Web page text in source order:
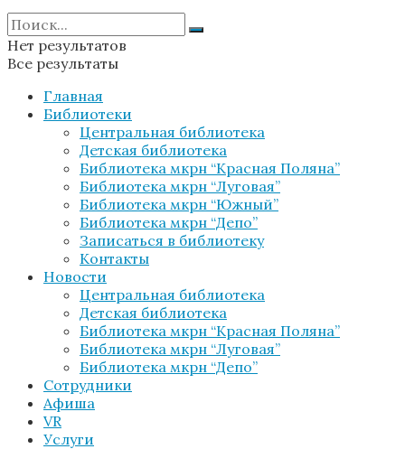
Нет результатов
Все результаты
Главная
Библиотеки
Центральная библиотека
Детская библиотека
Библиотека мкрн “Красная Поляна”
Библиотека мкрн “Луговая”
Библиотека мкрн “Южный”
Библиотека мкрн “Депо”
Записаться в библиотеку
Контакты
Новости
Центральная библиотека
Детская библиотека
Библиотека мкрн “Красная Поляна”
Библиотека мкрн “Луговая”
Библиотека мкрн “Депо”
Сотрудники
Афиша
VR
Услуги